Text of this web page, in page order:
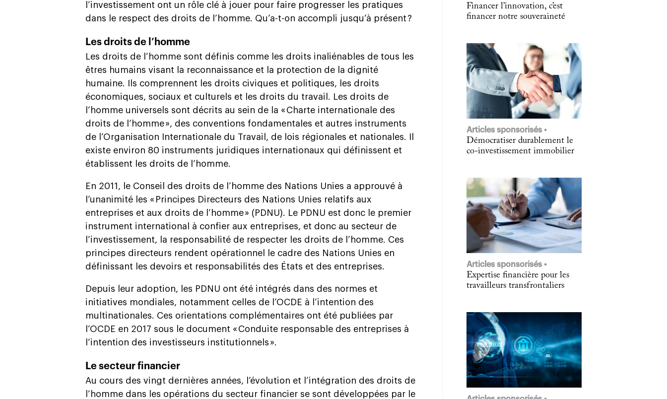
l’investissement ont un rôle clé à jouer pour faire progresser les pratiques
dans le respect des droits de l’homme. Qu’a-t-on accompli jusqu’à présent ?
Les droits de l’homme
Les droits de l’homme sont définis comme les droits inaliénables de tous les
êtres humains visant la reconnaissance et la protection de la dignité
humaine. Ils comprennent les droits civiques et politiques, les droits
économiques, sociaux et culturels et les droits du travail. Les droits de
l’homme universels sont décrits au sein de la « Charte internationale des
droits de l’homme », des conventions fondamentales et autres instruments
de l’Organisation Internationale du Travail, de lois régionales et nationales. Il
existe environ 80 instruments juridiques internationaux qui définissent et
établissent les droits de l’homme.
En 2011, le Conseil des droits de l’homme des Nations Unies a approuvé à
l’unanimité les « Principes Directeurs des Nations Unies relatifs aux
entreprises et aux droits de l’homme » (PDNU). Le PDNU est donc le premier
instrument international à confier aux entreprises, et donc au secteur de
l’investissement, la responsabilité de respecter les droits de l’homme. Ces
principes directeurs rendent opérationnel le cadre des Nations Unies en
définissant les devoirs et responsabilités des États et des entreprises.
Depuis leur adoption, les PDNU ont été intégrés dans des normes et
initiatives mondiales, notamment celles de l’OCDE à l’intention des
multinationales. Ces orientations complémentaires ont été publiées par
l’OCDE en 2017 sous le document « Conduite responsable des entreprises à
l’intention des investisseurs institutionnels ».
Le secteur financier
Au cours des vingt dernières années, l’évolution et l’intégration des droits de
l’homme dans les opérations du secteur financier se sont développées par le
Financer l’innovation, c’est
financer notre souveraineté
Articles sponsorisés
Démocratiser durablement le
co-investissement immobilier
Articles sponsorisés
Expertise financière pour les
travailleurs transfrontaliers